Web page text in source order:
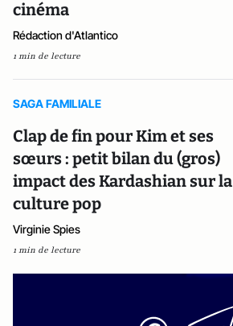
cinéma
Rédaction d'Atlantico
1 min de lecture
SAGA FAMILIALE
Clap de fin pour Kim et ses
sœurs : petit bilan du (gros)
impact des Kardashian sur la
culture pop
Virginie Spies
1 min de lecture